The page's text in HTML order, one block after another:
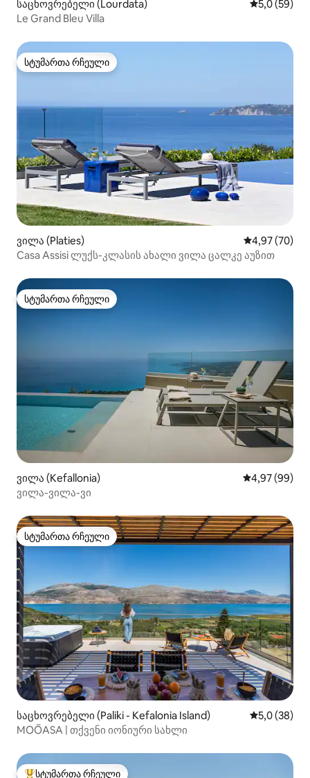
საცხოვრებელი (Lourdata) საშუალო
5,0 (59)
Le Grand Bleu Villa
სტუმართა რჩეული
სტუმართა რჩეული
ვილა (Platies) საშუალო
4,97 (70)
Casa Assisi ლუქს-კლასის ახალი ვილა ცალკე აუზით
სტუმართა რჩეული
სტუმართა რჩეული
ვილა (Kefallonia) საშუალო
4,97 (99)
ვილა-ვილა-ვი
სტუმართა რჩეული
სტუმართა რჩეული
საცხოვრებელი (Paliki - Kefalonia Island) საშუალო
5,0 (38)
MOŐASA | თქვენი იონიური სახლი
სტუმართა რჩეული